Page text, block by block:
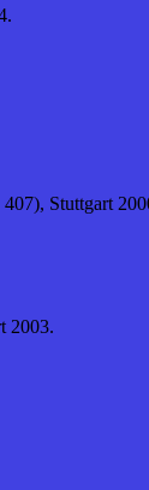
Stuttgart
2003.